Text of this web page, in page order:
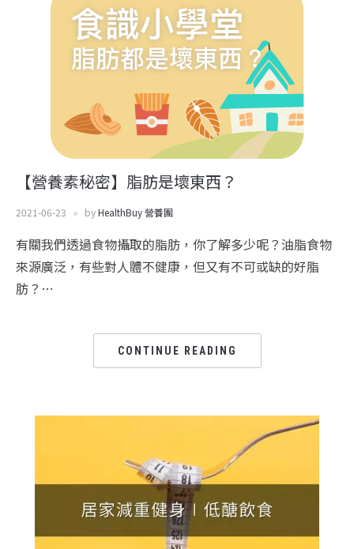
【營養素秘密】脂肪是壞東西？
2021-06-23 byHealthBuy 營養團
有關我們透過食物攝取的脂肪，你了解多少呢？油脂食物
來源廣泛，有些對人體不健康，但又有不可或缺的好脂
肪？…
CONTINUE READING